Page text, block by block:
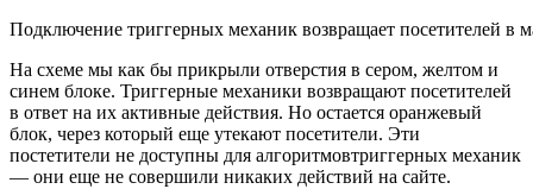
Подключение триггерных механик возвращает посетителей в
На схеме мы как бы прикрыли отверстия в сером, желтом и
синем блоке. Триггерные механики возвращают посетителей
в ответ на их активные действия. Но остается оранжевый
блок, через который еще утекают посетители. Эти
постетители не доступны для алгоритмовтриггерных механик
— они еще не совершили никаких действий на сайте.